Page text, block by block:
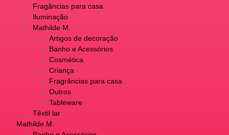
Fragâncias para casa
Iluminação
Mathilde M.
Artigos de decoração
Banho e Acessórios
Cosmética
Criança
Fragrâncias para casa
Outros
Tableware
Têxtil lar
Mathilde M.